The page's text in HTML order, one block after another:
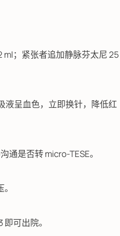
ml；紧张者追加静脉芬太尼 25
液呈血色，立即换针，降低红
是否转 micro-TESE。
可出院。